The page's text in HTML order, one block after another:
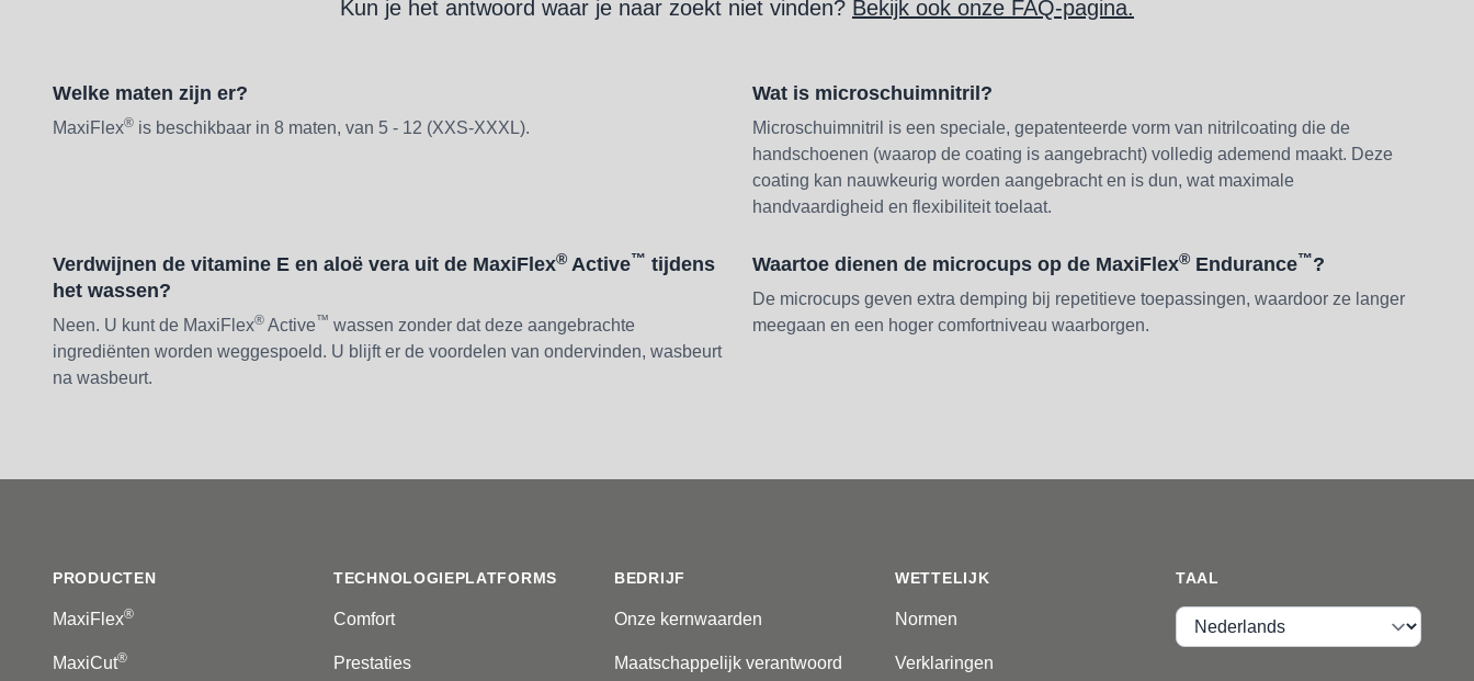
Kun je het antwoord waar je naar zoekt niet vinden? Bekijk ook onze FAQ-pagina.
Welke maten zijn er?
MaxiFlex® is beschikbaar in 8 maten, van 5 - 12 (XXS-XXXL).
Wat is microschuimnitril?
Microschuimnitril is een speciale, gepatenteerde vorm van nitrilcoating die de
handschoenen (waarop de coating is aangebracht) volledig ademend maakt. Deze
coating kan nauwkeurig worden aangebracht en is dun, wat maximale
handvaardigheid en flexibiliteit toelaat.
Verdwijnen de vitamine E en aloë vera uit de MaxiFlex® Active™ tijdens
het wassen?
Neen. U kunt de MaxiFlex® Active™ wassen zonder dat deze aangebrachte
ingrediënten worden weggespoeld. U blijft er de voordelen van ondervinden, wasbeurt
na wasbeurt.
Waartoe dienen de microcups op de MaxiFlex® Endurance™?
De microcups geven extra demping bij repetitieve toepassingen, waardoor ze langer
meegaan en een hoger comfortniveau waarborgen.
PRODUCTEN
MaxiFlex®
MaxiCut®
TECHNOLOGIEPLATFORMS
Comfort
Prestaties
BEDRIJF
Onze kernwaarden
Maatschappelijk verantwoord
WETTELIJK
Normen
Verklaringen
TAAL
Taal